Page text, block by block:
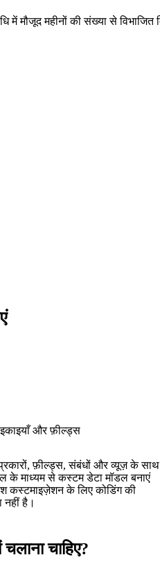
में मौजूद महीनों की संख्या से विभाजित
और फ़ील्ड्स
प्रकारों, फ़ील्ड्स, संबंधों और व्यूज़ के साथ
के माध्यम से कस्टम डेटा मॉडल बनाएं
कस्टमाइज़ेशन के लिए कोडिंग की
है।
चाहिए?